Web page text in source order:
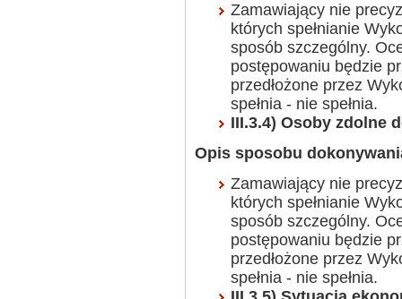
Zamawiający nie
których spełnianie
sposób szczególny.
postępowaniu będzie
przedłożone przez
spełnia - nie spełnia.
III.3.4) Osoby zdolne
Opis sposobu
Zamawiający nie
których spełnianie
sposób szczególny.
postępowaniu będzie
przedłożone przez
spełnia - nie spełnia.